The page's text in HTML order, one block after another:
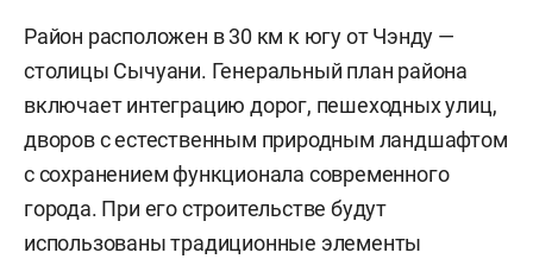
Район расположен в 30 км к югу от Чэнду —
столицы Сычуани. Генеральный план района
включает интеграцию дорог, пешеходных улиц,
дворов с естественным природным ландшафтом
с сохранением функционала современного
города. При его строительстве будут
использованы традиционные элементы